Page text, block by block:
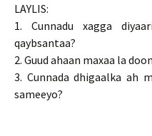
LAYLIS:
1. Cunnadu xagga
qaybsantaa?
2. Guud ahaan maxaa la
3. Cunnada dhigaalka ah
sameeyo?